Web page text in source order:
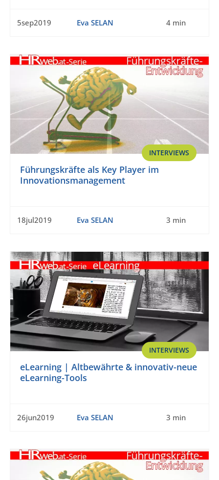
5sep2019 Eva SELAN 4 min
INTERVIEWS
Führungskräfte als Key Player im
Innovationsmanagement
18jul2019 Eva SELAN 3 min
INTERVIEWS
eLearning | Altbewährte & innovativ-neue
eLearning-Tools
26jun2019 Eva SELAN 3 min